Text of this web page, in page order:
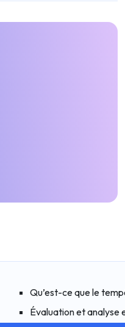
Cliniciens ?
Les Enfants Et Les
généralisée n’est pas
Qu’est-ce que le
Évaluation et analyse